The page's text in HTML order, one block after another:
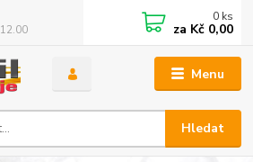
Menu
Hledat
0 ks
za Kč 0,00